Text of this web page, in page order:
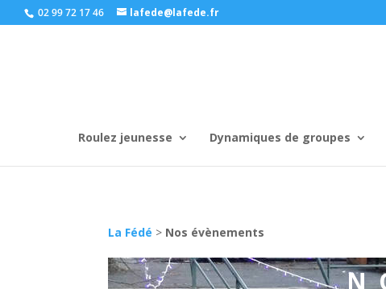
02 99 72 17 46 lafede@lafede.fr
Roulez jeunesse Dynamiques de groupes
La Fédé > Nos évènements